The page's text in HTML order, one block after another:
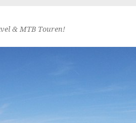
& MTB Touren!